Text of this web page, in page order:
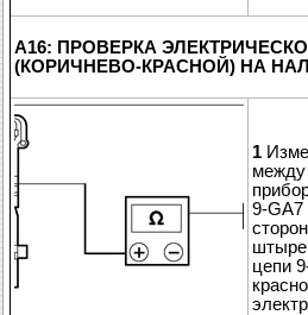
A16: ПРОВЕРКА
(КОРИЧНЕВО-КРАСНОЙ) НА
1
9-GA7
цепи